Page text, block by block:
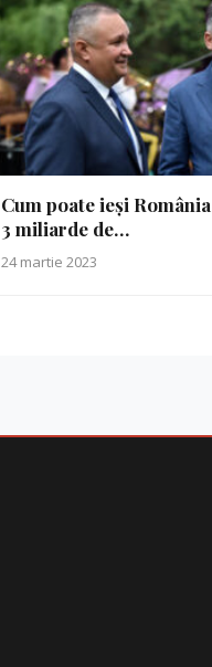
Cum poate ieși
3 miliarde de…
24 martie 2023